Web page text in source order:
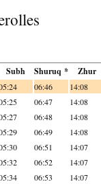
Subh Shuruq * Zhur
06:46 14:08
06:47 14:08
06:48 14:08
06:49 14:08
06:51 14:07
06:52 14:07
06:53 14:07